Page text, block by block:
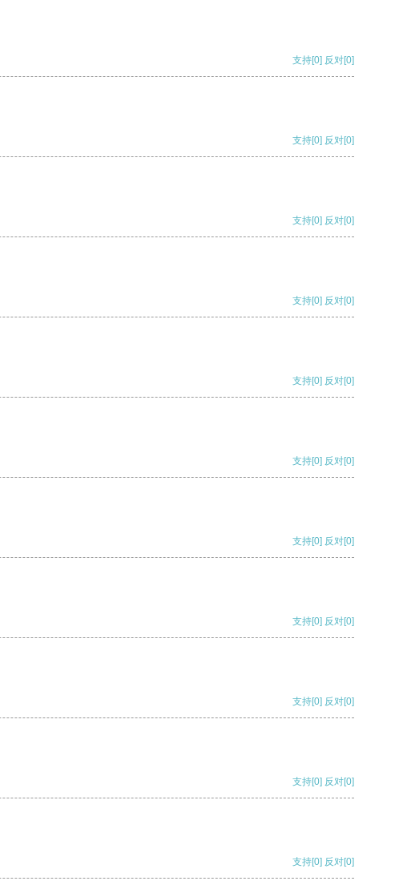
支持[0] 反对[0]
支持[0] 反对[0]
支持[0] 反对[0]
支持[0] 反对[0]
支持[0] 反对[0]
支持[0] 反对[0]
支持[0] 反对[0]
支持[0] 反对[0]
支持[0] 反对[0]
支持[0] 反对[0]
支持[0] 反对[0]